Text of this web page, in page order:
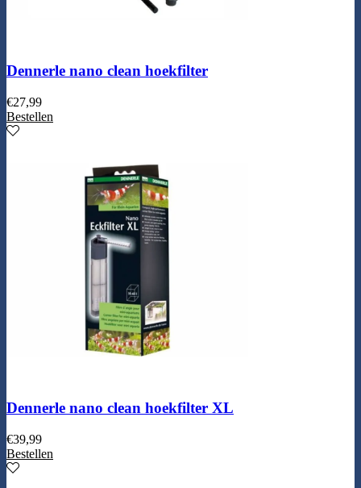
Dennerle nano clean hoekfilter
€27,99
Bestellen
Dennerle nano clean hoekfilter XL
€39,99
Bestellen